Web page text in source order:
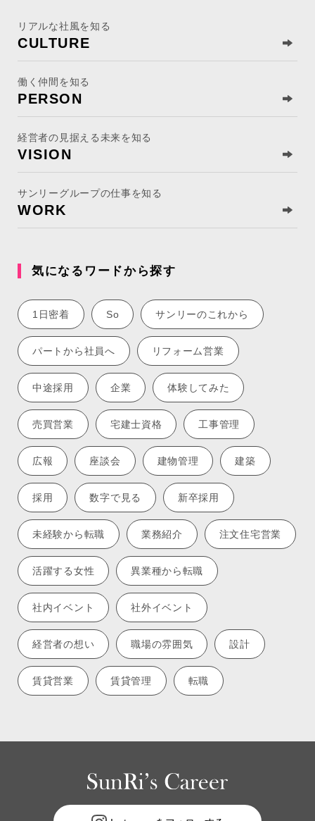
リアルな社風を知る
CULTURE
働く仲間を知る
PERSON
経営者の見据える未来を知る
VISION
サンリーグループの仕事を知る
WORK
気になるワードから探す
1日密着 So サンリーのこれから
パートから社員へ リフォーム営業
中途採用 企業 体験してみた
売買営業 宅建士資格 工事管理
広報 座談会 建物管理 建築
採用 数字で見る 新卒採用
未経験から転職 業務紹介 注文住宅営業
活躍する女性 異業種から転職
社内イベント 社外イベント
経営者の想い 職場の雰囲気 設計
賃貸営業 賃貸管理 転職